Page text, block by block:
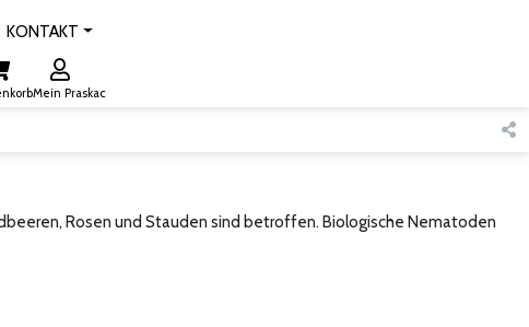
KONTAKT
Mein Praskac
Rosen und Stauden sind betroffen. Biologische Nematoden